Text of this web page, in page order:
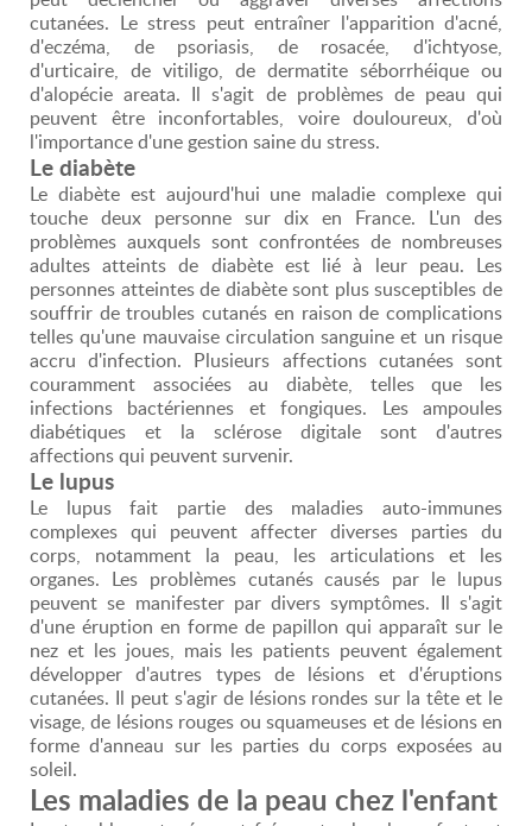
cutanées. Le stress peut entraîner l'apparition d'acné,
d'eczéma, de psoriasis, de rosacée, d'ichtyose,
d'urticaire, de vitiligo, de dermatite séborrhéique ou
d'alopécie areata. Il s'agit de problèmes de peau qui
peuvent être inconfortables, voire douloureux, d'où
l'importance d'une gestion saine du stress.
Le diabète
Le diabète est aujourd'hui une maladie complexe qui
touche deux personne sur dix en France. L'un des
problèmes auxquels sont confrontées de nombreuses
adultes atteints de diabète est lié à leur peau. Les
personnes atteintes de diabète sont plus susceptibles de
souffrir de troubles cutanés en raison de complications
telles qu'une mauvaise circulation sanguine et un risque
accru d'infection. Plusieurs affections cutanées sont
couramment associées au diabète, telles que les
infections bactériennes et fongiques. Les ampoules
diabétiques et la sclérose digitale sont d'autres
affections qui peuvent survenir.
Le lupus
Le lupus fait partie des maladies auto-immunes
complexes qui peuvent affecter diverses parties du
corps, notamment la peau, les articulations et les
organes. Les problèmes cutanés causés par le lupus
peuvent se manifester par divers symptômes. Il s'agit
d'une éruption en forme de papillon qui apparaît sur le
nez et les joues, mais les patients peuvent également
développer d'autres types de lésions et d'éruptions
cutanées. Il peut s'agir de lésions rondes sur la tête et le
visage, de lésions rouges ou squameuses et de lésions en
forme d'anneau sur les parties du corps exposées au
soleil.
Les maladies de la peau chez l'enfant